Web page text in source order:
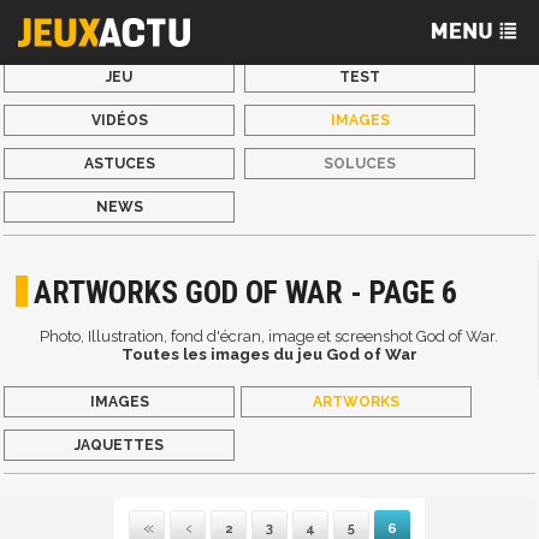
JEU TEST
VIDÉOS IMAGES
ASTUCES SOLUCES
NEWS
ARTWORKS GOD OF WAR - PAGE 6
Photo, Illustration, fond d'écran, image et screenshot God of War.
Toutes les images du jeu God of War
IMAGES ARTWORKS
JAQUETTES
Première
Précédente
2 3 4 5 6